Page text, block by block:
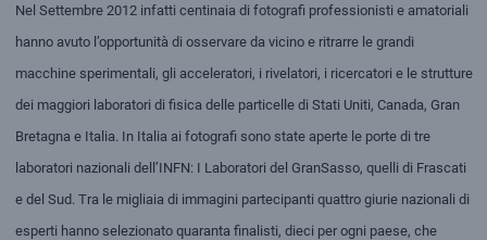
Nel Settembre 2012 infatti centinaia di fotografi professionisti e amatoriali
hanno avuto l’opportunità di osservare da vicino e ritrarre le grandi
macchine sperimentali, gli acceleratori, i rivelatori, i ricercatori e le strutture
dei maggiori laboratori di fisica delle particelle di Stati Uniti, Canada, Gran
Bretagna e Italia. In Italia ai fotografi sono state aperte le porte di tre
laboratori nazionali dell’INFN: I Laboratori del GranSasso, quelli di Frascati
e del Sud. Tra le migliaia di immagini partecipanti quattro giurie nazionali di
esperti hanno selezionato quaranta finalisti, dieci per ogni paese, che